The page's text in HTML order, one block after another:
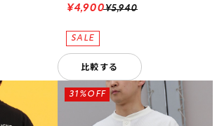
¥5,940
¥4,900
比較する
31%OFF